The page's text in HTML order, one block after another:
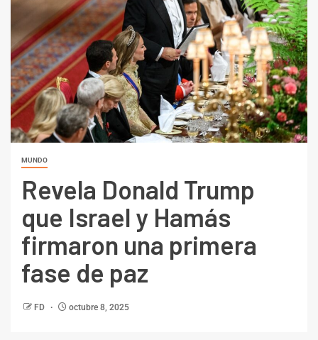
MUNDO
Revela Donald Trump
que Israel y Hamás
firmaron una primera
fase de paz
FD octubre 8, 2025